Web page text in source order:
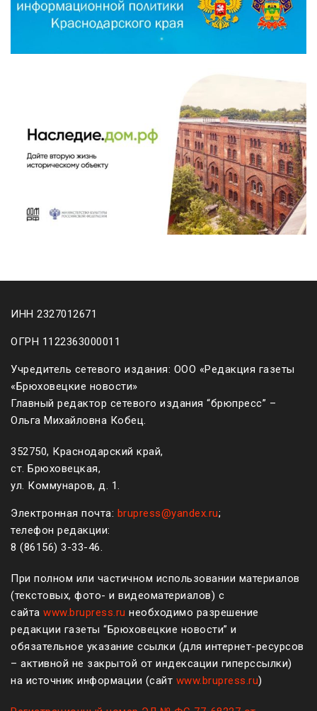
ИНН 2327012671
ОГРН 1122363000011
Учредитель сетевого издания: ООО «Редакция газеты
«Брюховецкие новости»
Главный редактор сетевого издания “брюпресс” –
Ольга Михайловна Кобец.
352750, Краснодарский край,
ст. Брюховецкая,
ул. Коммунаров, д. 1.
Электронная почта: brupress@yandex.ru;
телефон редакции:
8 (861 56) 3-33-46.
При полном или частичном использовании материалов
(текстовых, фото- и видеоматериалов) с
сайта www.brupress.ru необходимо разрешение
редакции газеты “Брюховецкие новости” и
обязательное указание ссылки (для интернет-ресурсов
– активной не закрытой от индексации гиперссылки)
на источник информации (сайт www.brupress.ru)